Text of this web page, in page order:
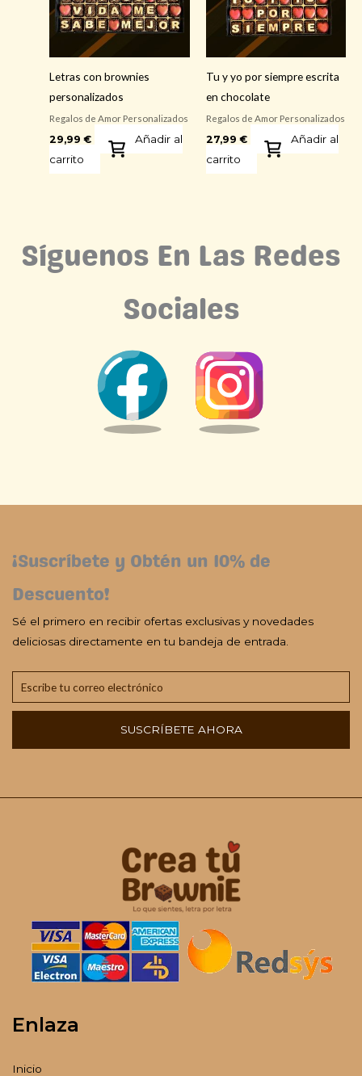
Letras con brownies
personalizados
Regalos de Amor Personalizados
29,99€
Añadir al
carrito
Tu y yo por siempre escrita
en chocolate
Regalos de Amor Personalizados
27,99 €
Añadir al
carrito
Síguenos En Las Redes
Sociales
¡Suscríbete y Obtén un 10% de
Descuento!
Sé el primero en recibir ofertas exclusivas y novedades
deliciosas directamente en tu bandeja de entrada.
SUSCRÍBETE AHORA
Enlaza
Inicio